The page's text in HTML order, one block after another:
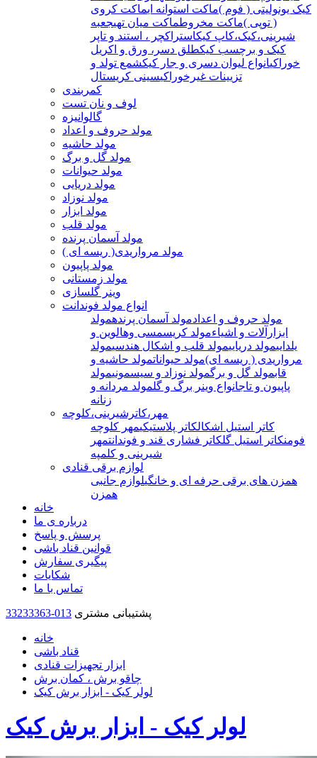
کیک یونولیتی ( فوم )ماکت استوانه ایماکت کروی
( توپی )ماکت مخروطماکت میان تهیجعبه
شیرینی،کیک،کاپ کیکاستراکچر ، استند و تاپر
کیک و برچسب کیکطلق دسر، ورق و اکریل
خوراکیانواع لیوان دسری و جار کیکشمع تولد و
تزیینات غیرخوراکیسینی کریستال
کمربندی
لوف و نان تست
گالوانیزه
مولد حروف و اعداد
مولد حاشیه
مولد گل و برگ
مولد حیوانات
مولد دریایی
مولد نوزاد
مولد ابزار
مولد قلب
مولد آسمان پرنده
مولد مرواریدی( ریسه ای )
مولد پاپیون
مولد زمستانی
وینر گلسازی
انواع مولد فوندانت
مولد حروف و اعدادمولد آسمان پرندهمولد
ابزارآلات و اشیاءمولد کریسمسی وهالوین و
یلداییمولد دریاییمولد قلب و اشکال هندسیمولد
مرواریدی ( ریسه ای)مولد حیواناتمولد حاشیه و
قابمولد گل و برگمولد نوزاد و سیسمونیمولد
پاپیون و تاجانواع وینر برگ و گلمولد مردانه و
زنانه
مهر،کاترشیرینی،کلوچه
کاتر استیل اشکالکاتر پلاستیکیمهر کلوچه
فومنکاتر استیل گلکاتر فشاری قند و فوندانتمهر
شیرینی و کلمپه
لوازم برقی قنادی
همزن های برقی حرفه ای و خانگیلوازم جانبی
همزن
خانه
درباره ی ما
پرسش و پاسخ
قوانین قناد باشی
پیگیری سفارش
شکایات
تماس با ما
33233363-013 پشتیبانی مشتری
خانه
قناد باشی
ابزار تجهیزات قنادی
چاقو برش ، کمان برش
لولر کیک - ابزار برش کیک
لولر کیک - ابزار برش کیک